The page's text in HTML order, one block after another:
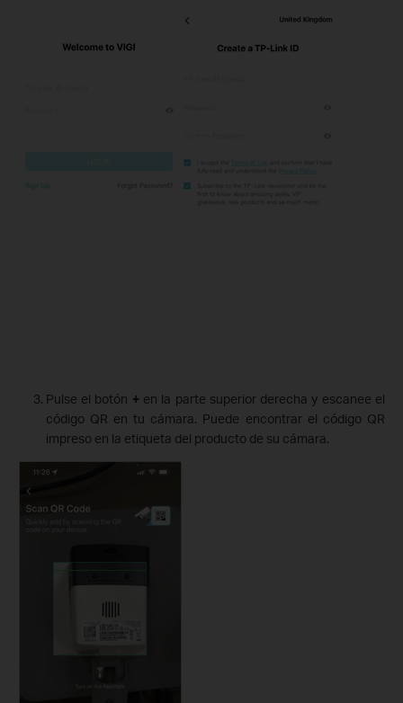
Pulse el botón + en la parte superior derecha y escanee el
código QR en tu cámara. Puede encontrar el código QR
impreso en la etiqueta del producto de su cámara.